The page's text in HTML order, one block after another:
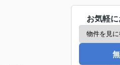
お気軽